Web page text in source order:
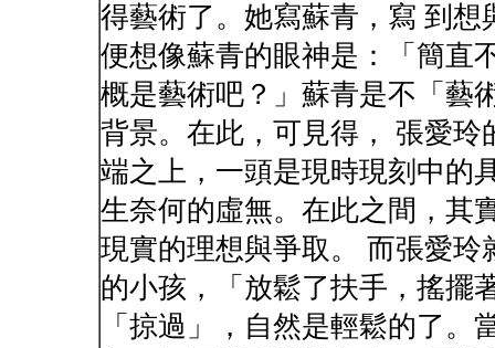
得藝術了。她寫蘇青，寫 到
便想像蘇青的眼神是：「簡直
概是藝術吧？」蘇青是不「藝
背景。在此，可見得， 張愛
端之上，一頭是現時現刻中的
生奈何的虛無。在此之間，其
現實的理想與爭取。 而張愛
的小孩，「放鬆了扶手，搖擺
「掠過」，自然是輕鬆的了。